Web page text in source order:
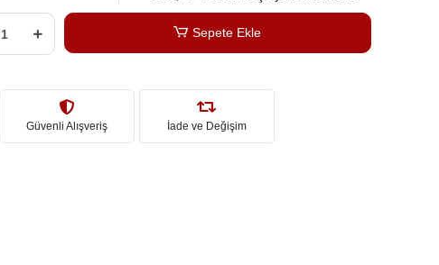
Sepete Ekle
Güvenli Alışveriş İade ve Değişim